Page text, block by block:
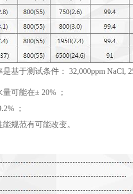
基于测试条件： 32,000ppm NaCl,
可能在± 20% ；
；
规范有可能改变。